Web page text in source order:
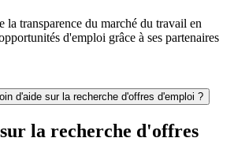
la transparence du marché du travail en
d'emploi grâce à ses partenaires
d'aide sur la recherche d'offres d'emploi ?
la recherche d'offres